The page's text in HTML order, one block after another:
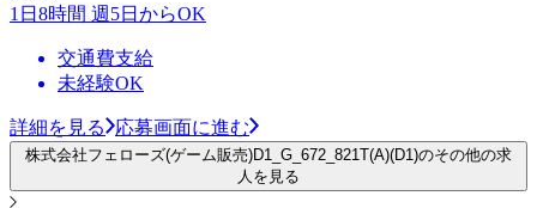
1日8時間 週5日からOK
交通費支給
未経験OK
詳細を見る 応募画面に進む
株式会社フェローズ(ゲーム販売)D1_G_672_821T(A)(D1)のその他の求
人を見る